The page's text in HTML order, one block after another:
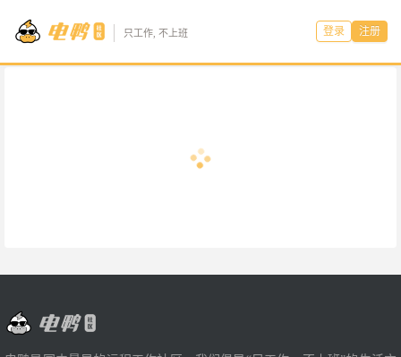
只工作, 不上班 登录 注册